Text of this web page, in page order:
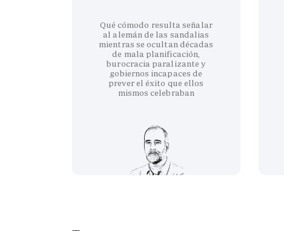
Qué cómodo resulta señalar
al alemán de las sandalias
mientras se ocultan décadas
de mala planificación,
burocracia paralizante y
gobiernos incapaces de
prever el éxito que ellos
mismos celebraban